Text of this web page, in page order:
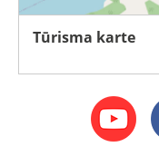
Tūrisma karte